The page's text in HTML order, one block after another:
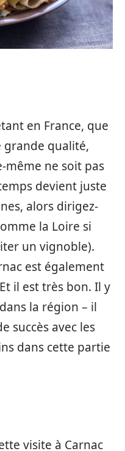
en France, que
grande qualité,
même ne soit pas
devient juste
alors dirigez-
la Loire si
un vignoble).
est également
il est très bon. Il y
la région – il
succès avec les
dans cette partie
visite à Carnac